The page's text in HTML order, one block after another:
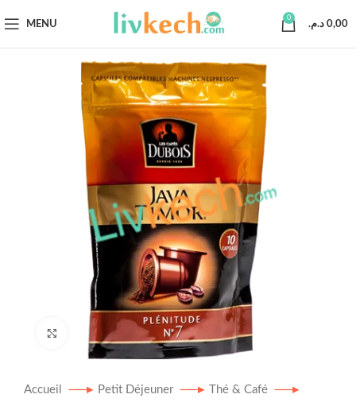
MENU
0
0,00 د.م.
Click to enlarge
Accueil Petit Déjeuner
Thé & Café